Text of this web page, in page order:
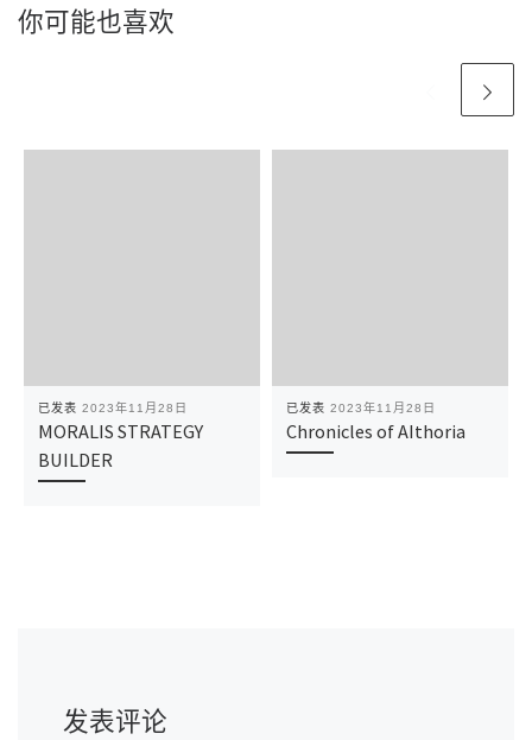
你可能也喜欢
已发表 2023年11月28日
MORALIS STRATEGY
BUILDER
已发表 2023年11月28日
Chronicles of AIthoria
发表评论